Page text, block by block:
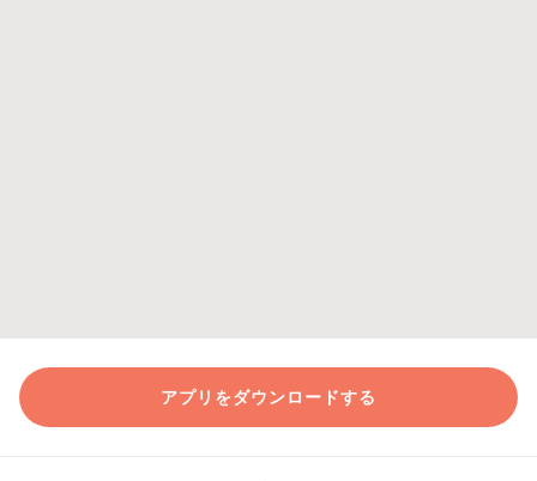
アプリをダウンロードする